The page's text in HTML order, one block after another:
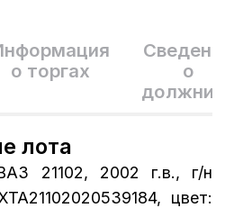
о торгах
Сведения
о
лота
21102, 2002 г.в., г/н
цвет: